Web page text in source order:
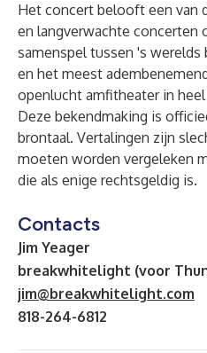
Het concert belooft een van
en langverwachte concerten
samenspel tussen 's werelds
en het meest
openlucht amfitheater in
Deze bekendmaking is
brontaal. Vertalingen zijn
moeten worden vergeleken
die als enige rechtsgeldig is.
Contacts
Jim Yeager
breakwhitelight (voor
jim@breakwhitelight.com
818-264-6812